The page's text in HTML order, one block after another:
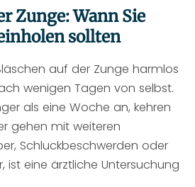
Zunge: Wann Sie
sollten
auf der Zunge harmlos
wenigen Tagen von selbst.
als eine Woche an, kehren
gehen mit weiteren
Schluckbeschwerden oder
ist eine ärztliche Untersuchung